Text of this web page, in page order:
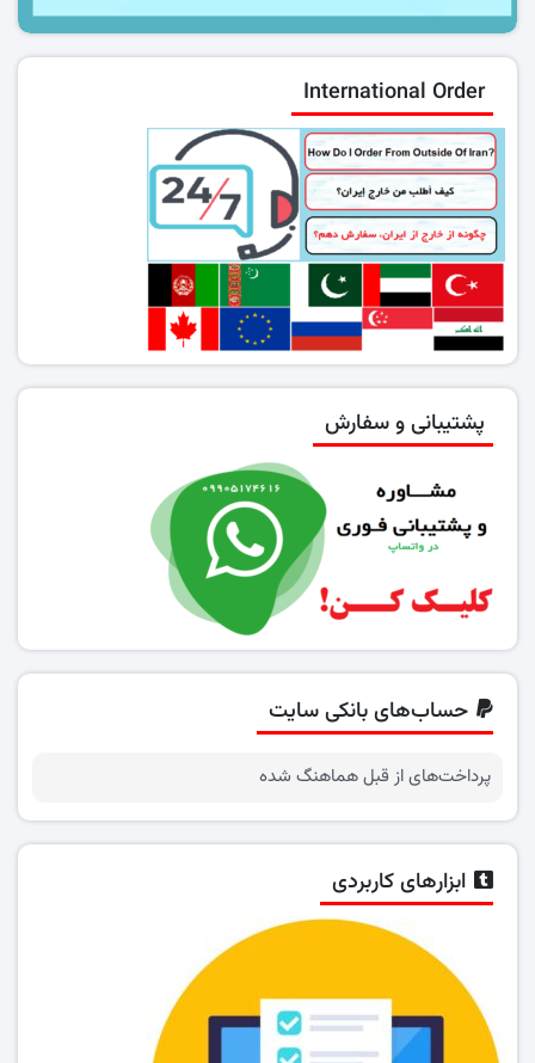
International Order
پشتیبانی و سفارش
حساب‌های بانکی سایت
پرداخت‌های از قبل هماهنگ شده
ابزارهای کاربردی